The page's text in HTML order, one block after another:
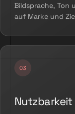
Bildsprache, Ton
auf Marke und
Nutzbarkeit